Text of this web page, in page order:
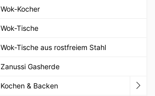
Wok-Kocher
Wok-Tische
Wok-Tische aus rostfreiem Stahl
Zanussi Gasherde
Kochen & Backen